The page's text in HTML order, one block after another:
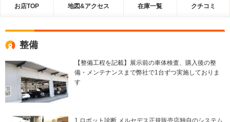
お店TOP 地図&アクセス 在庫一覧 クチコミ
整備
【整備工程を記載】展示前の車体検査、購入後の整
備・メンテナンスまで弊社で1台ずつ実施しておりま
す